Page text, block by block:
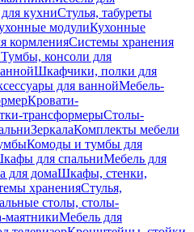
кухниСтулья, табуреты
модулиКухонные
кормленияСистемы хранения
Тумбы, консоли для
Шкафчики, полки для
для ваннойМебель-
Кровати-
трансформерыСтолы-
ЗеркалаКомплекты мебели
Комоды и тумбы для
для спальниМебель для
для домаШкафы, стенки,
храненияСтулья,
столы, столы-
маятникиМебель для